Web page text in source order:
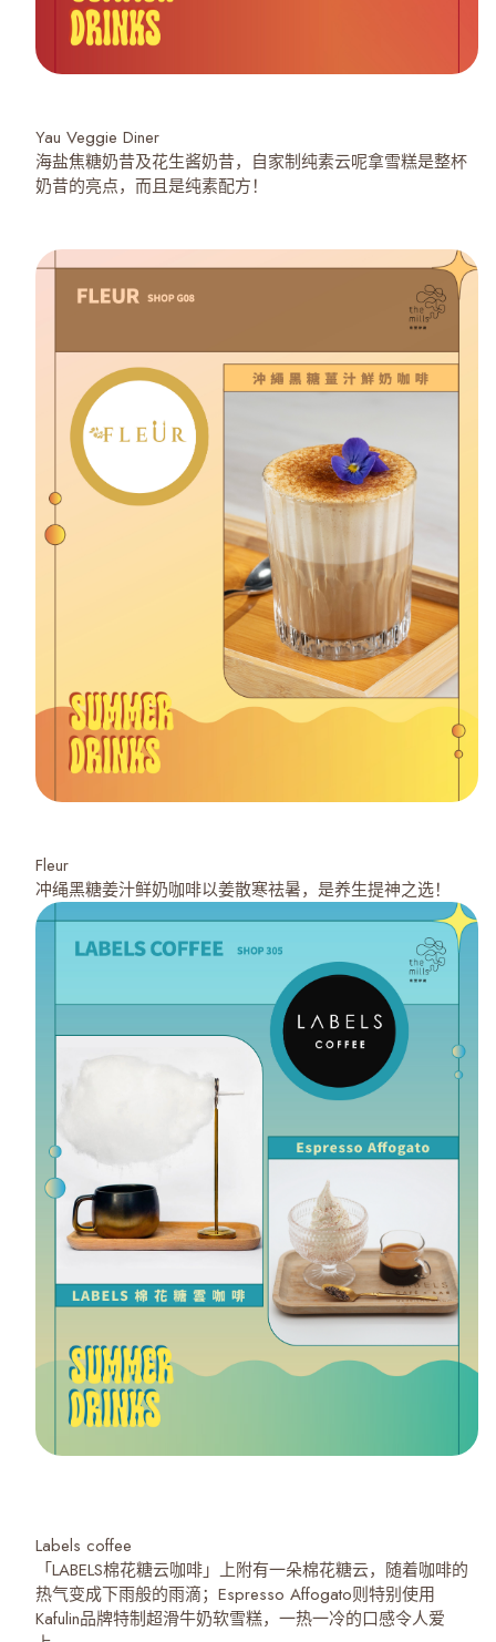
Yau Veggie Diner
海盐焦糖奶昔及花生酱奶昔，自家制纯素云呢拿雪糕是整杯
奶昔的亮点，而且是纯素配方！
Fleur
冲绳黑糖姜汁鲜奶咖啡以姜散寒祛暑，是养生提神之选！
Labels coffee
「LABELS棉花糖云咖啡」上附有一朵棉花糖云，随着咖啡的
热气变成下雨般的雨滴；Espresso Affogato则特别使用
Kafulin品牌特制超滑牛奶软雪糕，一热一冷的口感令人爱